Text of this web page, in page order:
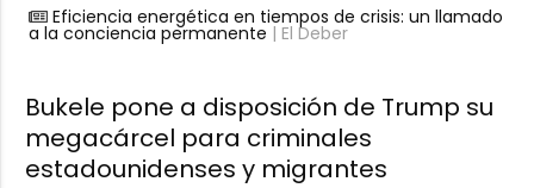
Eficiencia energética en tiempos de crisis: un llamado
a la conciencia permanente | El Deber
Bukele pone a disposición de Trump su
megacárcel para criminales
estadounidenses y migrantes